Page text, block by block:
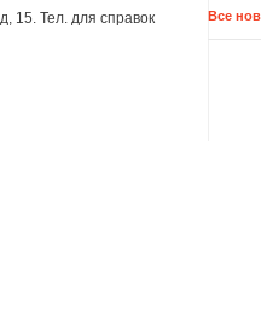
15. Тел. для справок
Все